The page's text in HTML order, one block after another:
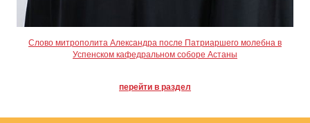
Слово митрополита Александра после Патриаршего молебна в
Успенском кафедральном соборе Астаны
перейти в раздел